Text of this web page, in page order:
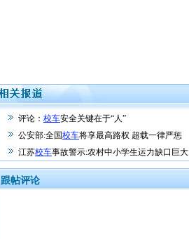
评论： 校车安全关键在于“人”
公安部:全国校车将享最高路权 超载一律严惩
江苏校车事故警示:农村中小学生运力缺口巨大
跟帖评论